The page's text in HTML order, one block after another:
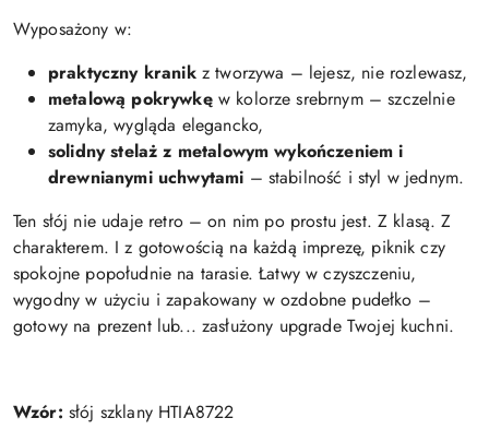
Wyposażony w:
praktyczny kranikz tworzywa – lejesz, nie rozlewasz,
metalową pokrywkęw kolorze srebrnym – szczelnie
zamyka, wygląda elegancko,
solidny stelaż z metalowym wykończeniem i
drewnianymi uchwytami – stabilność i styl w jednym.
Ten słój nie udaje retro – on nim po prostu jest. Z klasą. Z
charakterem. I z gotowością na każdą imprezę, piknik czy
spokojne popołudnie na tarasie. Łatwy w czyszczeniu,
wygodny w użyciu i zapakowany w ozdobne pudełko –
gotowy na prezent lub... zasłużony upgrade Twojej kuchni.
Wzór: słój szklany HTIA8722